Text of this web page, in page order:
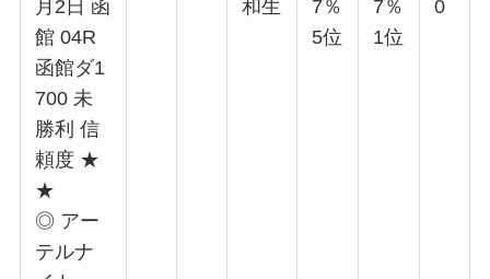
月2日 函
館 04R
函館ダ1
700 未
勝利 信
頼度 ★
★
◎ アー
テルナ
和生
7％
5位
7％
1位
0